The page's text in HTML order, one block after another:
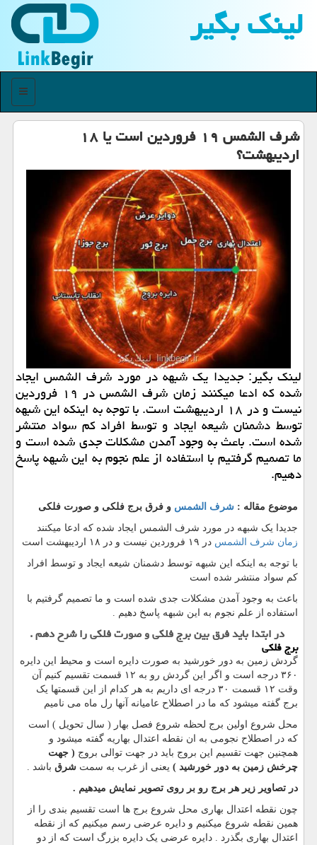
لینك بگیر
منو
شرف الشمس ۱۹ فروردین است یا ۱۸
اردیبهشت؟
لینك بگیر: جدیدا یك شبهه در مورد شرف الشمس ایجاد
شده كه ادعا میكنند زمان شرف الشمس در ۱۹ فروردین
نیست و در ۱۸ اردیبهشت است. با توجه به اینكه این شبهه
توسط دشمنان شیعه ایجاد و توسط افراد كم سواد منتشر
شده است. باعث به وجود آمدن مشكلات جدی شده است و
ما تصمیم گرفتیم با استفاده از علم نجوم به این شبهه پاسخ
دهیم.
موضوع مقاله : شرف الشمس و فرق برج فلکی و صورت فلکی
جدیدا یک شبهه در مورد شرف الشمس ایجاد شده که ادعا میکنند
زمان شرف الشمس در ۱۹ فروردین نیست و در ۱۸ اردیبهشت است
با توجه به اینکه این شبهه توسط دشمنان شیعه ایجاد و توسط افراد
کم سواد منتشر شده است
باعث به وجود آمدن مشکلات جدی شده است و ما تصمیم گرفتیم با
استفاده از علم نجوم به این شبهه پاسخ دهیم .
در ابتدا باید فرق بین برج فلکی و صورت فلکی را شرح دهم .
برج فلکی
گردش زمین به دور خورشید به صورت دایره است و محیط این دایره
۳۶۰ درجه است و اگر این گردش رو به ۱۲ قسمت تقسیم کنیم آن
وقت ۱۲ قسمت ۳۰ درجه ای داریم به هر کدام از این قسمتها یک
برج گفته میشود که ما در اصطلاح عامیانه آنها رل ماه می نامیم
محل شروع اولین برج لحظه شروع فصل بهار ( سال تحویل ) است
که در اصطلاح نجومی به ان نقطه اعتدال بهاریه گفته میشود و
همچنین جهت تقسیم این بروج باید در جهت توالی بروج ( جهت
چرخش زمین به دور خورشید ) یعنی از غرب به سمت شرق باشد .
در تصاویر زیر هر برج رو بر روی تصویر نمایش میدهیم .
چون نقطه اعتدال بهاری محل شروع برج ها است تقسیم بندی را از
همین نقطه شروع میکنیم و دایره عرضی رسم میکنیم که از نقطه
اعتدال بهاری بگذرد . دایره عرضی یک دایره بزرگ است که از دو